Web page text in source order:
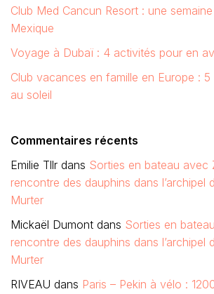
Club Med Cancun Resort : une
Mexique
Voyage à Dubaï : 4 activités pour en
Club vacances en famille en Europe : 5
au soleil
Commentaires récents
Emilie Tllr dans Sorties en bateau avec
rencontre des dauphins dans l’archipel
Murter
Mickaël Dumont dans Sorties en
rencontre des dauphins dans l’archipel
Murter
RIVEAU dans Paris – Pekin à vélo :